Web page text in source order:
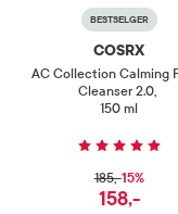
BESTSELGER
COSRX
AC Collection Calming
Cleanser 2.0,
150 ml
185,-15%
158,-